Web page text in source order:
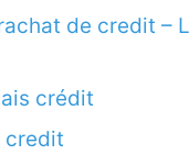
de credit –
crédit
credit